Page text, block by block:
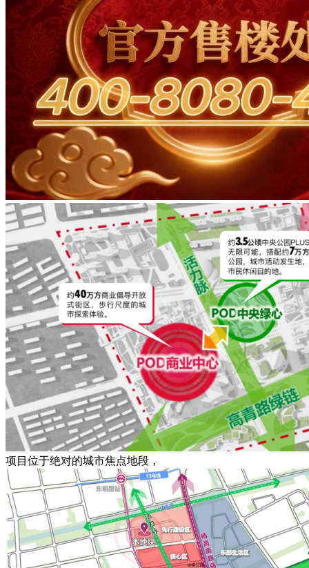
项目位于绝对的城市焦点地段，